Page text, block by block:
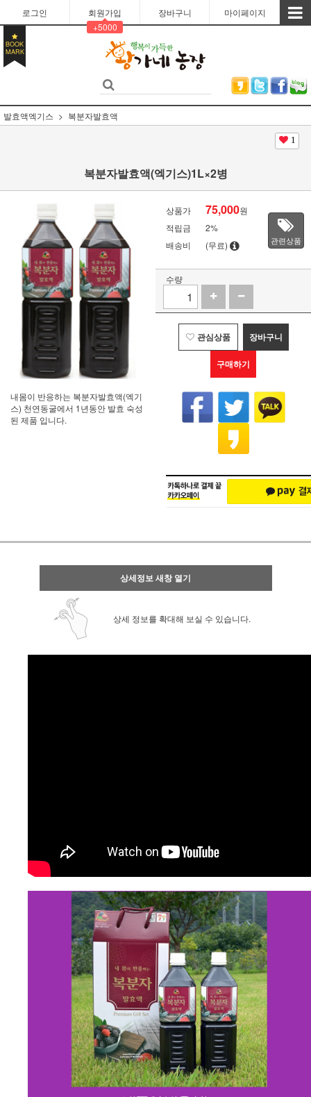
로그인
회원가입
+5000
장바구니 마이페이지
BOOK
MARK
발효액엑기스 복분자발효액
1
복분자발효액(엑기스)1L×2병
내몸이 반응하는 복분자발효액(엑기
스) 천연동굴에서 1년동안 발효 숙성
된 제품 입니다.
상품가 75,000원
적립금
2%
배송비
(무료) 관련상품
수량
관심상품 장바구니
구매하기
상세정보 새창 열기
상세 정보를 확대해 보실 수 있습니다.